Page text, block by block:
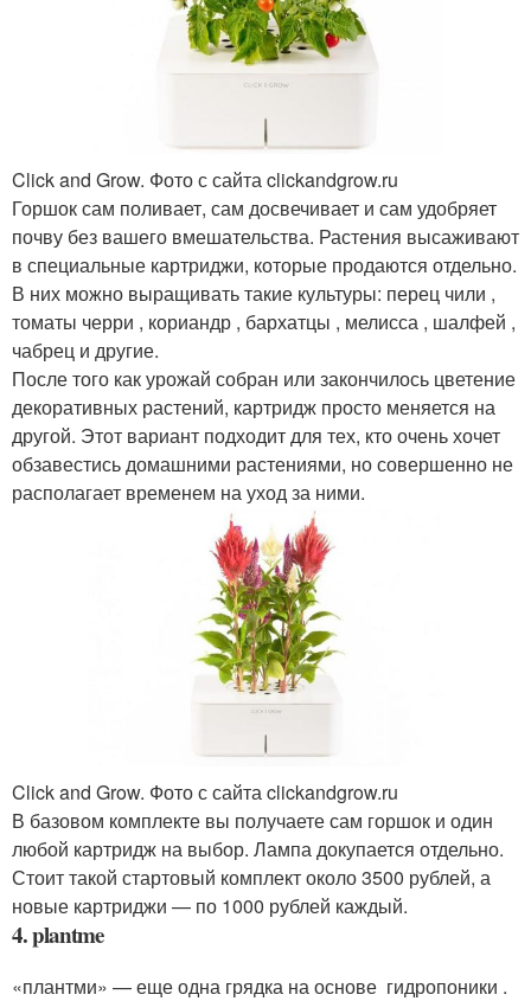
Click and Grow. Фото с сайта clickandgrow.ru
Горшок сам поливает, сам досвечивает и сам удобряет
почву без вашего вмешательства. Растения высаживают
в специальные картриджи, которые продаются отдельно.
В них можно выращивать такие культуры: перец чили ,
томаты черри , кориандр , бархатцы , мелисса , шалфей ,
чабрец и другие.
После того как урожай собран или закончилось цветение
декоративных растений, картридж просто меняется на
другой. Этот вариант подходит для тех, кто очень хочет
обзавестись домашними растениями, но совершенно не
располагает временем на уход за ними.
Click and Grow. Фото с сайта clickandgrow.ru
В базовом комплекте вы получаете сам горшок и один
любой картридж на выбор. Лампа докупается отдельно.
Стоит такой стартовый комплект около 3500 рублей, а
новые картриджи — по 1000 рублей каждый.
4. plantme
«плантми» — еще одна грядка на основе гидропоники .